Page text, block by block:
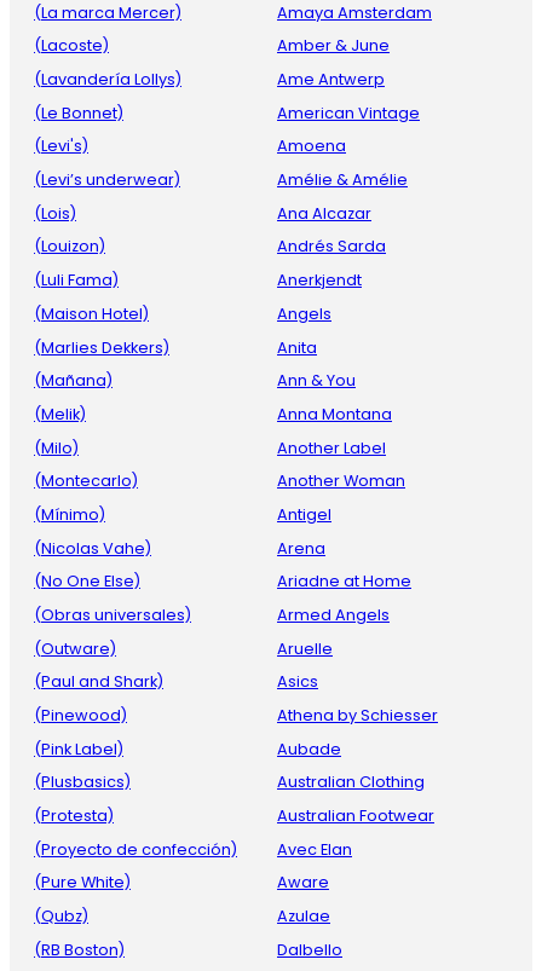
(La marca Mercer)
(Lacoste)
(Lavandería Lollys)
(Le Bonnet)
(Levi's)
(Levi’s underwear)
(Lois)
(Louizon)
(Luli Fama)
(Maison Hotel)
(Marlies Dekkers)
(Mañana)
(Melik)
(Milo)
(Montecarlo)
(Mínimo)
(Nicolas Vahe)
(No One Else)
(Obras universales)
(Outware)
(Paul and Shark)
(Pinewood)
(Pink Label)
(Plusbasics)
(Protesta)
(Proyecto de confección)
(Pure White)
(Qubz)
(RB Boston)
Amaya Amsterdam
Amber & June
Ame Antwerp
American Vintage
Amoena
Amélie & Amélie
Ana Alcazar
Andrés Sarda
Anerkjendt
Angels
Anita
Ann & You
Anna Montana
Another Label
Another Woman
Antigel
Arena
Ariadne at Home
Armed Angels
Aruelle
Asics
Athena by Schiesser
Aubade
Australian Clothing
Australian Footwear
Avec Elan
Aware
Azulae
Dalbello